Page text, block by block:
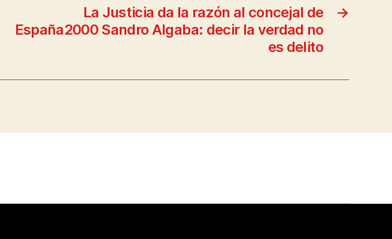
→
La Justicia da la razón al concejal de
España2000 Sandro Algaba: decir la verdad no
es delito